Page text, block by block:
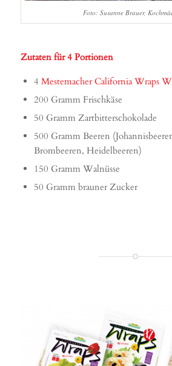
Foto: Susanne Brauer,
Zutaten für 4 Portionen
4 Mestemacher California Wraps
200 Gramm Frischkäse
50 Gramm Zartbitterschokolade
500 Gramm Beeren
Brombeeren, Heidelbeeren)
150 Gramm Walnüsse
50 Gramm brauner Zucker